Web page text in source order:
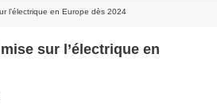
l’électrique en Europe dès 2024
sur l’électrique en